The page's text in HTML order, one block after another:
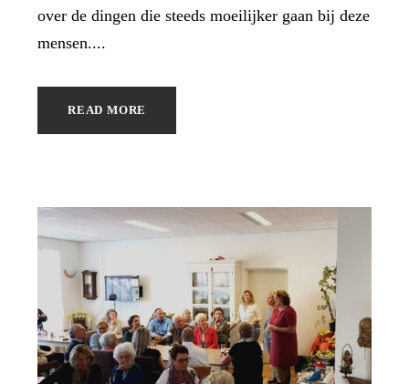
over de dingen die steeds moeilijker gaan bij deze
mensen....
READ MORE